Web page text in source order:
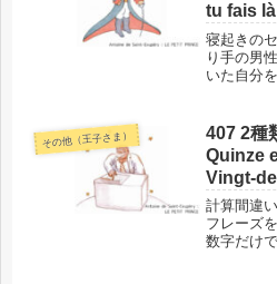
tu fais
寝起きの
り手の男
いた自分
表現だと
使われる
形な...
その他（王子さま）
407 2種
Quinze
Vingt-
Vingt-
計算間違
フレーズ
数字だけ